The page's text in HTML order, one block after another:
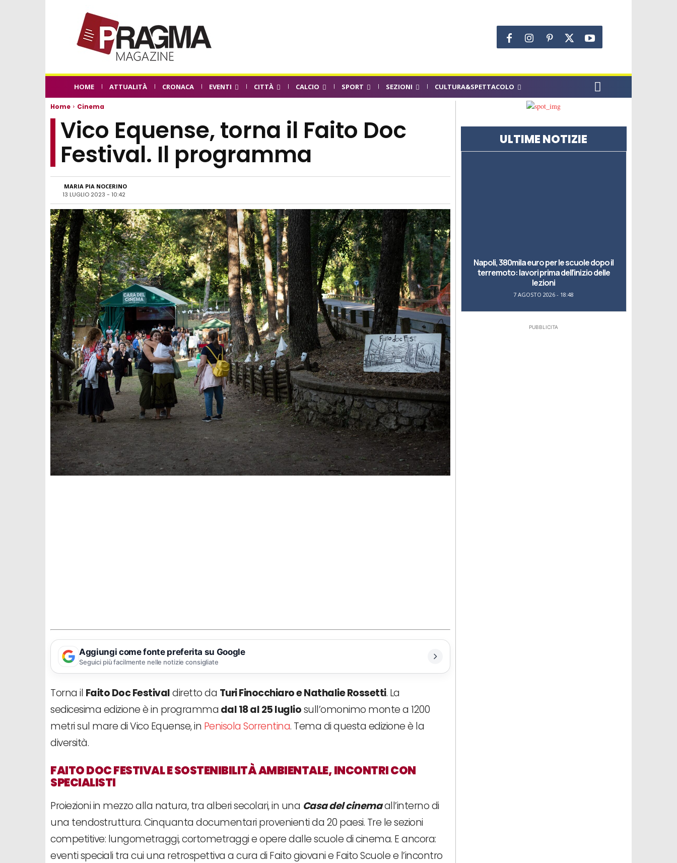
HOME ATTUALITÀ CRONACA EVENTI CITTÀ CALCIO SPORT SEZIONI CULTURA&SPETTACOLO
Home Cinema
Vico Equense, torna il Faito Doc
Festival. Il programma
MARIA PIA NOCERINO
13 LUGLIO 2023 - 10:42
Aggiungi come fonte preferita su Google
Seguici più facilmente nelle notizie consigliate
Torna il Faito Doc Festivaldiretto da Turi Finocchiaro e Nathalie Rossetti. La
sedicesima edizione è in programma dal 18 al 25 lugliosull’omonimo monte a 1200
metri sul mare di Vico Equense, in Penisola Sorrentina. Tema di questa edizione è la
diversità.
FAITO DOC FESTIVAL E SOSTENIBILITÀ AMBIENTALE, INCONTRI CON
SPECIALISTI
Proiezioni in mezzo alla natura, tra alberi secolari, in una Casa del cinemaall’interno di
una tendostruttura. Cinquanta documentari provenienti da 20 paesi. Tre le sezioni
competitive: lungometraggi, cortometraggi e opere dalle scuole di cinema. E ancora:
eventi speciali tra cui una retrospettiva a cura di Faito giovani e Faito Scuole e l’incontro
ULTIME NOTIZIE
Napoli, 380mila euro per le scuole dopo il
terremoto: lavori prima dell’inizio delle
lezioni
7 AGOSTO 2026 - 18:48
PUBBLICITA